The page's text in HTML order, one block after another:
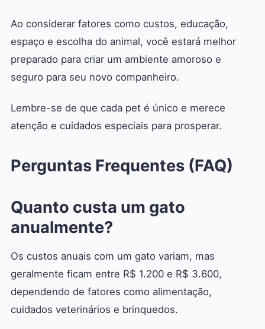
Ao considerar fatores como custos, educação,
espaço e escolha do animal, você estará melhor
preparado para criar um ambiente amoroso e
seguro para seu novo companheiro.
Lembre-se de que cada pet é único e merece
atenção e cuidados especiais para prosperar.
Perguntas Frequentes (FAQ)
Quanto custa um gato
anualmente?
Os custos anuais com um gato variam, mas
geralmente ficam entre R$ 1.200 e R$ 3.600,
dependendo de fatores como alimentação,
cuidados veterinários e brinquedos.